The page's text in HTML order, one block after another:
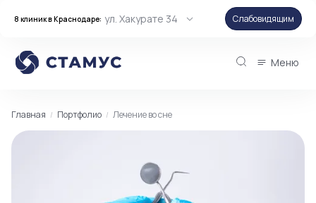
8 клиник в Краснодаре: ул. Хакурате 34 Слабовидящим
Меню
Главная Портфолио Лечение во сне